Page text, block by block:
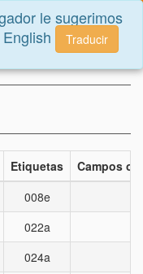
Toggle
Etiquetas
Campos
008e
022a
024a
le sugerimos
Traducir